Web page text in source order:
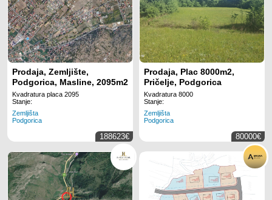
Prodaja, Zemljište,
Podgorica, Masline, 2095m2
Kvadratura placa 2095
Stanje:
Zemljišta
Podgorica
188623€
Prodaja, Plac 8000m2,
Pričelje, Podgorica
Kvadratura 8000
Stanje:
Zemljišta
Podgorica
80000€